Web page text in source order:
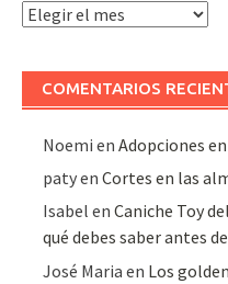
Archivo
COMENTARIOS
Noemi enAdopciones
patyenCortes en las
Isabel enCaniche Toy
qué debes saber antes
José Maria en Los